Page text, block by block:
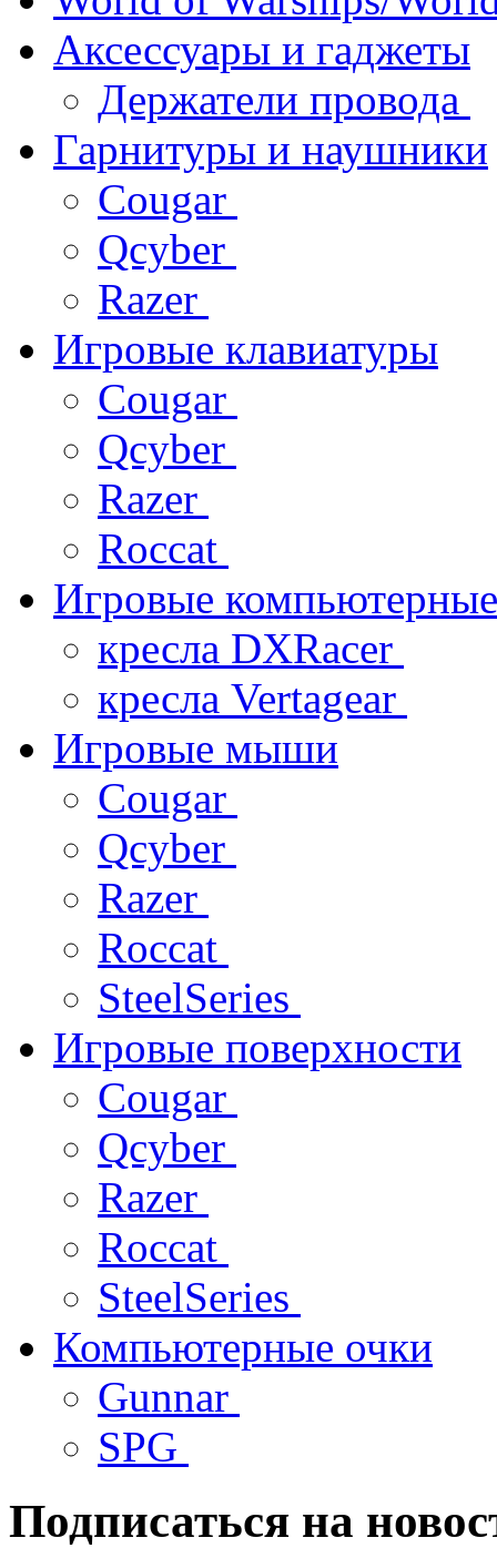
Аксессуары и гаджеты
Держатели провода
Гарнитуры и наушники
Cougar
Qcyber
Razer
Игровые клавиатуры
Cougar
Qcyber
Razer
Roccat
Игровые
кресла DXRacer
кресла Vertagear
Игровые мыши
Cougar
Qcyber
Razer
Roccat
SteelSeries
Игровые поверхности
Cougar
Qcyber
Razer
Roccat
SteelSeries
Компьютерные очки
Gunnar
SPG
Подписаться на